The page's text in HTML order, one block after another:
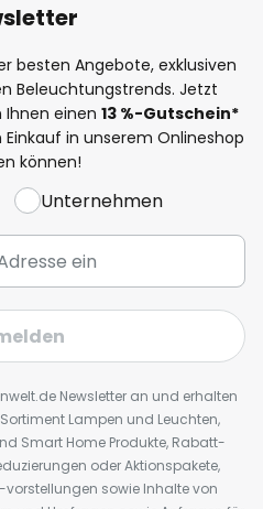
besten Angebote, exklusiven
Beleuchtungstrends. Jetzt
Ihnen einen 13 %-Gutschein*
in unserem Onlineshop
können!
Unternehmen
Newsletter an und erhalten
Lampen und Leuchten,
Smart Home Produkte, Rabatt-
oder Aktionspakete,
sowie Inhalte von